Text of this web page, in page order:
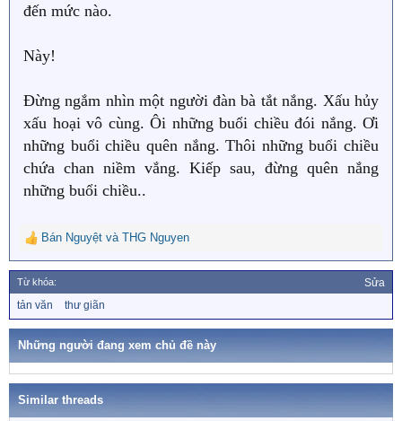
đến mức nào.
Này!
Đừng ngắm nhìn một người đàn bà tắt nắng. Xấu hủy
xấu hoại vô cùng. Ôi những buổi chiều đói nắng. Ơi
những buổi chiều quên nắng. Thôi những buổi chiều
chứa chan niềm vắng. Kiếp sau, đừng quên nắng
những buổi chiều..
R
e
a
c
t
o
s
Bán Nguyệt và THG Nguyen
Từ khóa: Sửa
ừ
k
tản văn thư giãn
Những người đang xem chủ đề này
Similar threads